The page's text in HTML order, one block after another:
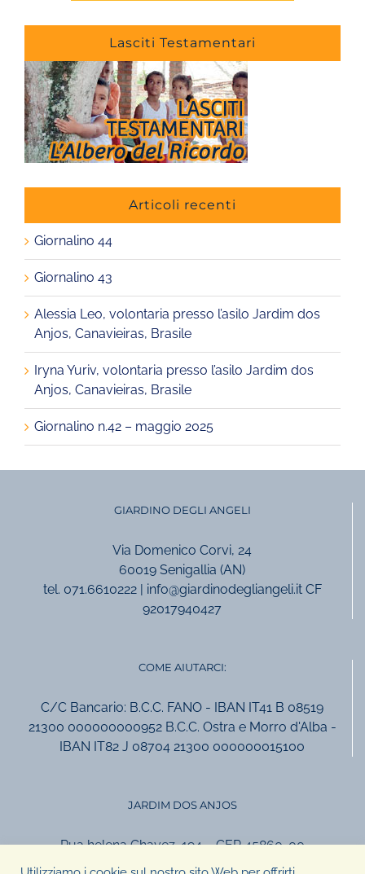
Lasciti Testamentari
Articoli recenti
Giornalino 44
Giornalino 43
Alessia Leo, volontaria presso l’asilo Jardim dos
Anjos, Canavieiras, Brasile
Iryna Yuriv, volontaria presso l’asilo Jardim dos
Anjos, Canavieiras, Brasile
Giornalino n.42 – maggio 2025
GIARDINO DEGLI ANGELI
Via Domenico Corvi, 24
60019 Senigallia (AN)
tel. 071.6610222 | info@giardinodegliangeli.it CF
92017940427
COME AIUTARCI:
C/C Bancario: B.C.C. FANO - IBAN IT41 B 08519
21300 000000000952 B.C.C. Ostra e Morro d'Alba -
IBAN IT82 J 08704 21300 000000015100
JARDIM DOS ANJOS
Rua helena Chavez, 194 – CEP 45860-00
Canavieiras, Bahia, Brasil